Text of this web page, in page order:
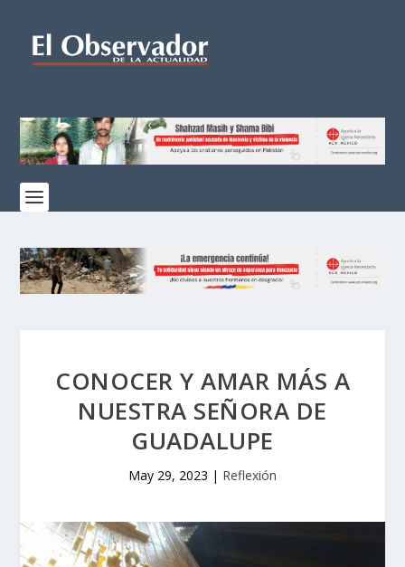
CONOCER Y AMAR MÁS A
NUESTRA SEÑORA DE
GUADALUPE
May 29, 2023 | Reflexión